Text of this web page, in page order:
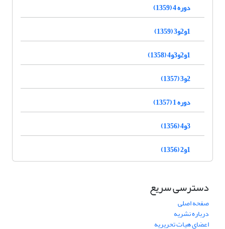
دوره 4 (1359)
1و2و3 (1359)
1و2و3و4 (1358)
2و3 (1357)
دوره 1 (1357)
3و4 (1356)
1و2 (1356)
دسترسی سریع
صفحه اصلی
درباره نشریه
اعضای هیات تحریریه